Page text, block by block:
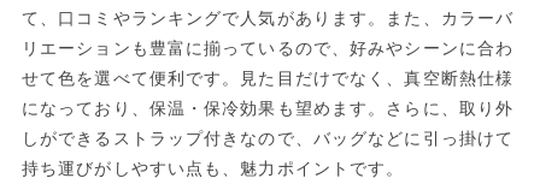
て、口コミやランキングで人気があります。また、カラーバ
リエーションも豊富に揃っているので、好みやシーンに合わ
せて色を選べて便利です。見た目だけでなく、真空断熱仕様
になっており、保温・保冷効果も望めます。さらに、取り外
しができるストラップ付きなので、バッグなどに引っ掛けて
持ち運びがしやすい点も、魅力ポイントです。